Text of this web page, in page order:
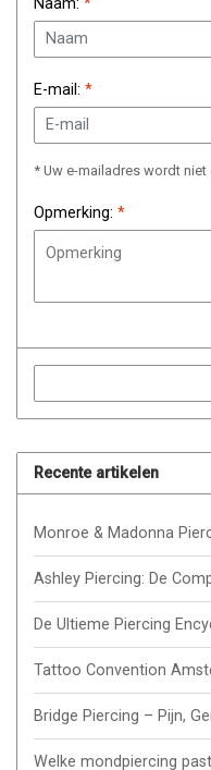
E-mail: *
* Uw e-mailadres wordt niet
Opmerking: *
Recente artikelen
Monroe & Madonna
Ashley Piercing: De
De Ultieme Piercing
Tattoo Convention
Bridge Piercing – Pijn,
Welke mondpiercing